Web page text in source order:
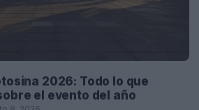
2026: Todo lo que
el evento del año